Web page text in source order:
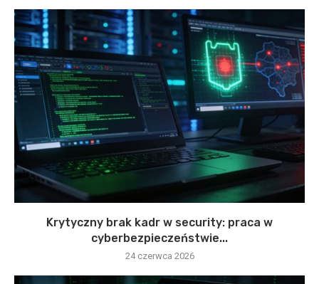
Krytyczny brak kadr w security: praca w
cyberbezpieczeństwie...
24 czerwca 2026